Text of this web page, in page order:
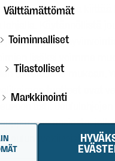
oikea ajankohta kiittää
Käytännöllistä
myös
lisäksi voimme
toiveidenne mukaan.
tuotteet ovat
asti.
ansiosta,
joulun työkiireisiin.
Välttämättömät
Toiminnalliset
Tilastolliset
Markkinointi